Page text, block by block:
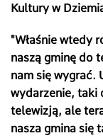
Kultury w
"Właśnie wtedy
naszą gminę do
nam się wygrać.
wydarzenie, taki
telewizją, ale
nasza gmina się